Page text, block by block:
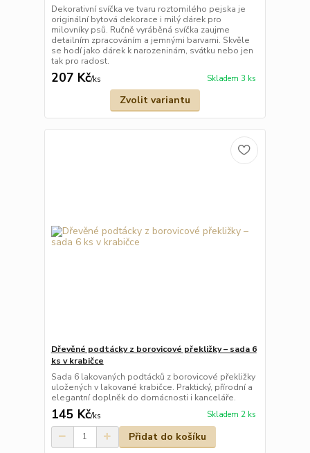
Dekorativní svíčka ve tvaru roztomilého pejska je
originální bytová dekorace i milý dárek pro
milovníky psů. Ručně vyráběná svíčka zaujme
detailním zpracováním a jemnými barvami. Skvěle
se hodí jako dárek k narozeninám, svátku nebo jen
tak pro radost.
207 Kč/ks Skladem 3 ks
Zvolit variantu
Dřevěné podtácky z borovicové překližky – sada 6
ks v krabičce
Sada 6 lakovaných podtácků z borovicové překližky
uložených v lakované krabičce. Praktický, přírodní a
elegantní doplněk do domácnosti i kanceláře.
145 Kč/ks Skladem 2 ks
Přidat do košíku